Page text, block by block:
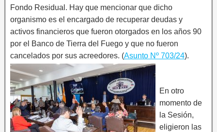
Fondo Residual. Hay que mencionar que dicho
organismo es el encargado de recuperar deudas y
activos financieros que fueron otorgados en los años 90
por el Banco de Tierra del Fuego y que no fueron
cancelados por sus acreedores. (Asunto Nº 703/24).
En otro
momento de
la Sesión,
eligieron las